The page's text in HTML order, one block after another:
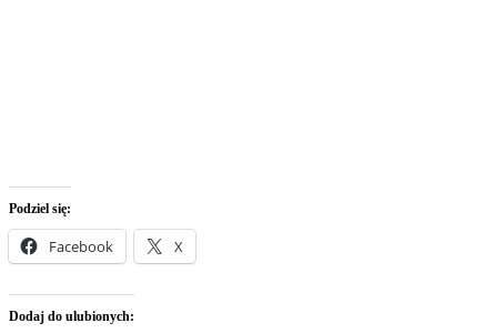
Podziel się:
Facebook X
Dodaj do ulubionych: